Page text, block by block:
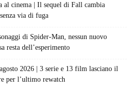
al cinema | Il sequel di Fall cambia
via di fuga
di Spider-Man, nessun nuovo
resta dell’esperimento
2026 | 3 serie e 13 film lasciano il
per l’ultimo rewatch